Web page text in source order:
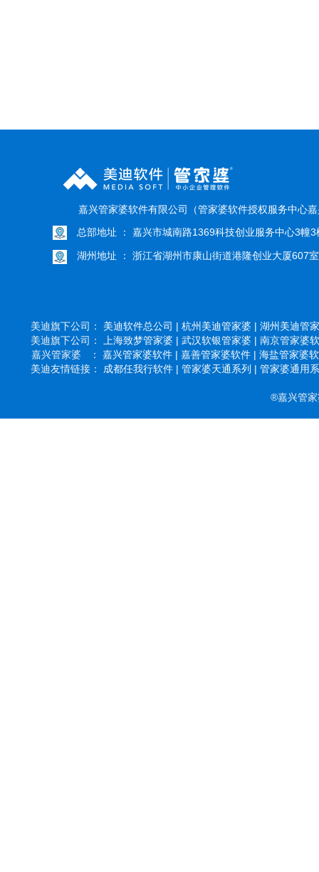
嘉兴管家婆软件有限公司（管家婆软件授权服务中心
总部地址 ： 嘉兴市城南路1369科技创业服务中心3幢3
湖州地址 ： 浙江省湖州市康山街道港隆创业大厦607室
美迪旗下公司： 美迪软件总公司 | 杭州美迪管家婆 | 湖州美迪管
美迪旗下公司：
上海致梦管家婆 | 武汉软银管家婆 | 南京管家婆
嘉兴管家婆 ： 嘉兴管家婆软件 | 嘉善管家婆软件 | 海盐管家婆
美迪友情链接： 成都任我行软件 | 管家婆天通系列 | 管家婆通用
®嘉兴管